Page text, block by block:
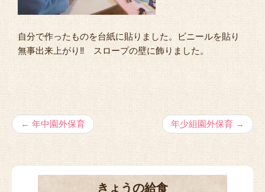
自分で作ったものを台紙に貼りました。ビニールを貼り
無事出来上がり‼ スロープの壁に飾りました。
← 年中園外保育 年少組園外保育 →
きょうの給食